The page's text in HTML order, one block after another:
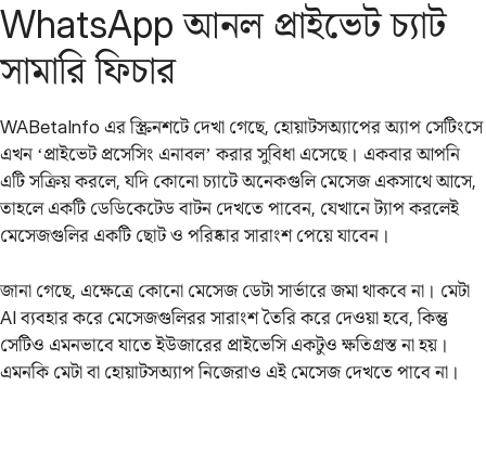
WhatsApp আনল প্রাইভেট চ্যাট
সামারি ফিচার
WABetaInfo এর স্ক্রিনশটে দেখা গেছে, হোয়াটসঅ্যাপের অ্যাপ সেটিংসে
এখন ‘প্রাইভেট প্রসেসিং এনাবল’ করার সুবিধা এসেছে। একবার আপনি
এটি সক্রিয় করলে, যদি কোনো চ্যাটে অনেকগুলি মেসেজ একসাথে আসে,
তাহলে একটি ডেডিকেটেড বাটন দেখতে পাবেন, যেখানে ট্যাপ করলেই
মেসেজগুলির একটি ছোট ও পরিষ্কার সারাংশ পেয়ে যাবেন।
জানা গেছে, এক্ষেত্রে কোনো মেসেজ ডেটা সার্ভারে জমা থাকবে না। মেটা
AI ব্যবহার করে মেসেজগুলিরর সারাংশ তৈরি করে দেওয়া হবে, কিন্তু
সেটিও এমনভাবে যাতে ইউজারের প্রাইভেসি একটুও ক্ষতিগ্রস্ত না হয়।
এমনকি মেটা বা হোয়াটসঅ্যাপ নিজেরাও এই মেসেজ দেখতে পাবে না।